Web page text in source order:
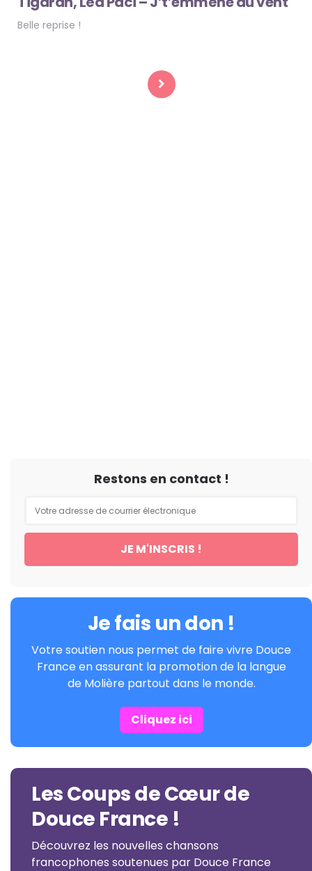
Belle reprise !
Restons en contact !
Je fais un don !
Votre soutien nous permet de faire vivre Douce
France en assurant la promotion de la langue
de Molière partout dans le monde.
Cliquez ici
Les Coups de Cœur de
Douce France !
Découvrez les nouvelles chansons
francophones soutenues par Douce France